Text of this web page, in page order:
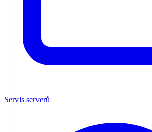
Servis serverů